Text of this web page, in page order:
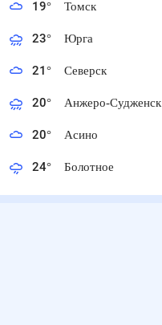
19° Томск
23° Юрга
21° Северск
20° Анжеро-Судженск
20° Асино
24° Болотное